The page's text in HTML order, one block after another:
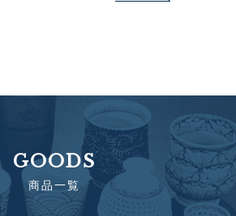
GOODS
商品一覧